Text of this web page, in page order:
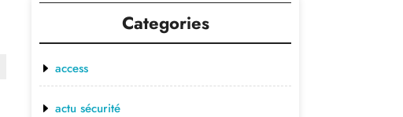
Categories
access
actu sécurité